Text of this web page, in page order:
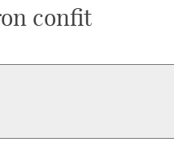
confit